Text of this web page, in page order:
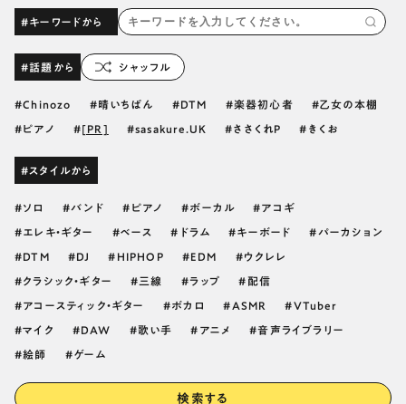
#キーワードから
#話題から シャッフル
Chinozo 晴いちばん DTM 楽器初心者 乙女の本棚
ピアノ [PR] sasakure.UK ささくれP きくお
#スタイルから
ソロ バンド ピアノ ボーカル アコギ
エレキ・ギター ベース ドラム キーボード パーカション
DTM DJ HIPHOP EDM ウクレレ
クラシック・ギター 三線 ラップ 配信
アコースティック・ギター ボカロ ASMR VTuber
マイク DAW 歌い手 アニメ 音声ライブラリー
絵師 ゲーム
検索する